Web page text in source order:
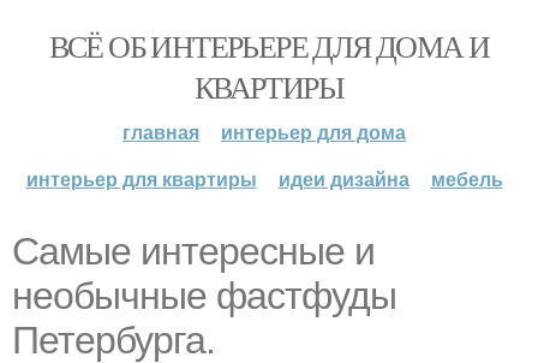
ВСЁ ОБ ИНТЕРЬЕРЕ ДЛЯ ДОМА И
КВАРТИРЫ
главная
интерьер для дома
интерьер для квартиры
идеи дизайна мебель
Самые интересные и
необычные фастфуды
Петербурга.